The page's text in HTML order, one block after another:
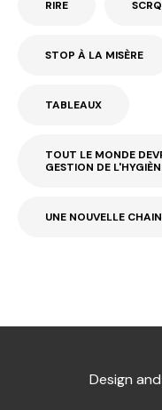
RIRE
STOP À LA MISÈRE
TABLEAUX
TOUT LE MONDE
GESTION DE
UNE NOUVELLE
Design